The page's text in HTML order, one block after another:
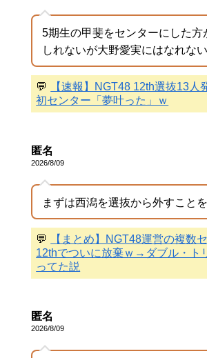
5期生の甲斐をセンターにした方
しれないが大野愛実にはなれない
💬
【速報】NGT48 12th選抜13
初センター「夢叶った」ｗ
匿名
2026/8/09
まずは西潟を選抜から外すこと
💬
【まとめ】NGT48運営の複数
12thでついに放棄ｗ→ダブル・ト
ってた説
匿名
2026/8/09